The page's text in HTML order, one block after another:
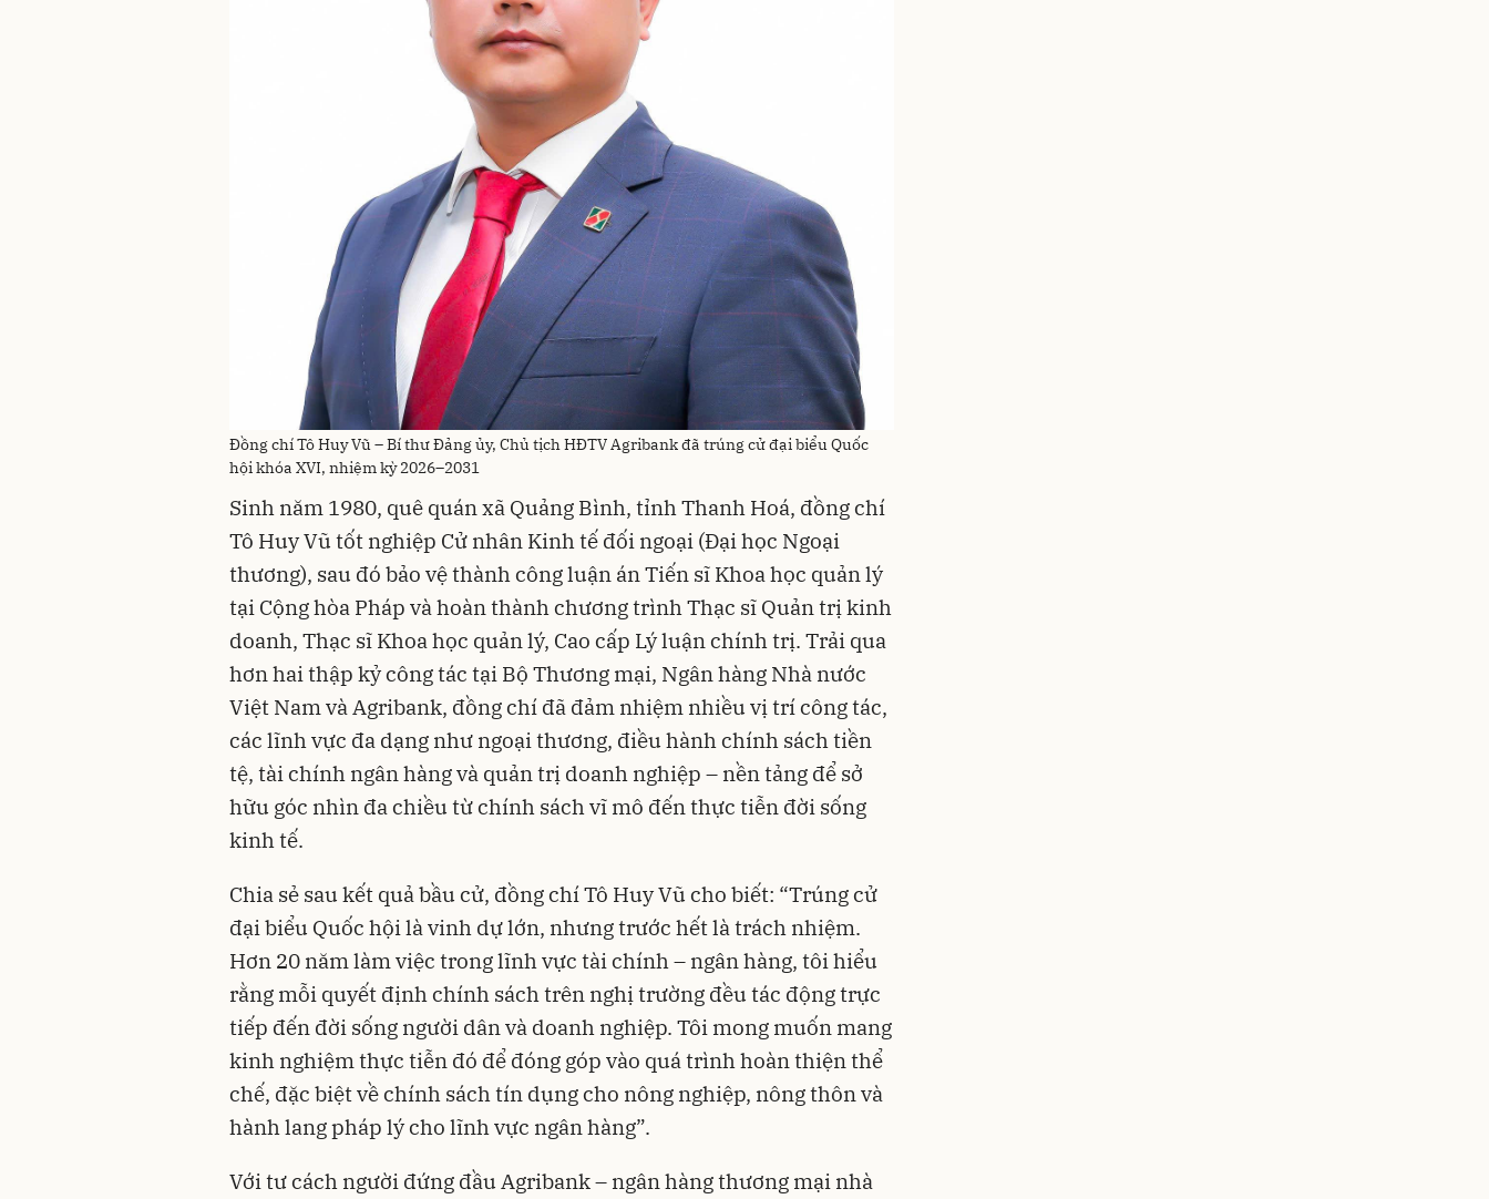
Đồng chí Tô Huy Vũ – Bí thư Đảng ủy, Chủ tịch HĐTV Agribank đã trúng cử đại biểu Quốc
hội khóa XVI, nhiệm kỳ 2026–2031
Sinh năm 1980, quê quán xã Quảng Bình, tỉnh Thanh Hoá, đồng chí
Tô Huy Vũ tốt nghiệp Cử nhân Kinh tế đối ngoại (Đại học Ngoại
thương), sau đó bảo vệ thành công luận án Tiến sĩ Khoa học quản lý
tại Cộng hòa Pháp và hoàn thành chương trình Thạc sĩ Quản trị kinh
doanh, Thạc sĩ Khoa học quản lý, Cao cấp Lý luận chính trị. Trải qua
hơn hai thập kỷ công tác tại Bộ Thương mại, Ngân hàng Nhà nước
Việt Nam và Agribank, đồng chí đã đảm nhiệm nhiều vị trí công tác,
các lĩnh vực đa dạng như ngoại thương, điều hành chính sách tiền
tệ, tài chính ngân hàng và quản trị doanh nghiệp – nền tảng để sở
hữu góc nhìn đa chiều từ chính sách vĩ mô đến thực tiễn đời sống
kinh tế.
Chia sẻ sau kết quả bầu cử, đồng chí Tô Huy Vũ cho biết: “Trúng cử
đại biểu Quốc hội là vinh dự lớn, nhưng trước hết là trách nhiệm.
Hơn 20 năm làm việc trong lĩnh vực tài chính – ngân hàng, tôi hiểu
rằng mỗi quyết định chính sách trên nghị trường đều tác động trực
tiếp đến đời sống người dân và doanh nghiệp. Tôi mong muốn mang
kinh nghiệm thực tiễn đó để đóng góp vào quá trình hoàn thiện thể
chế, đặc biệt về chính sách tín dụng cho nông nghiệp, nông thôn và
hành lang pháp lý cho lĩnh vực ngân hàng”.
Với tư cách người đứng đầu Agribank – ngân hàng thương mại nhà